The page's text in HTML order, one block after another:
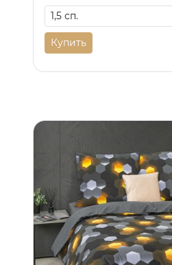
Купить